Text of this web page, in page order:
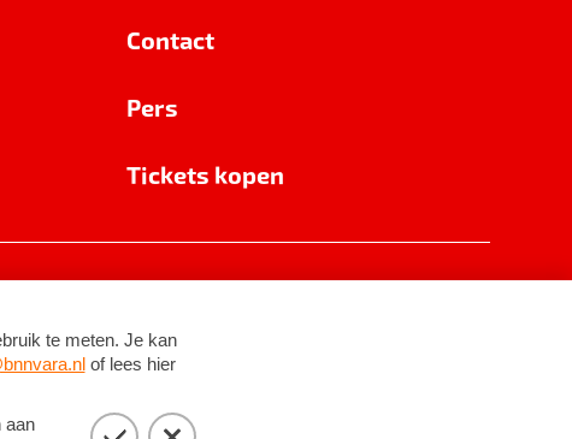
Contact
Pers
Tickets kopen